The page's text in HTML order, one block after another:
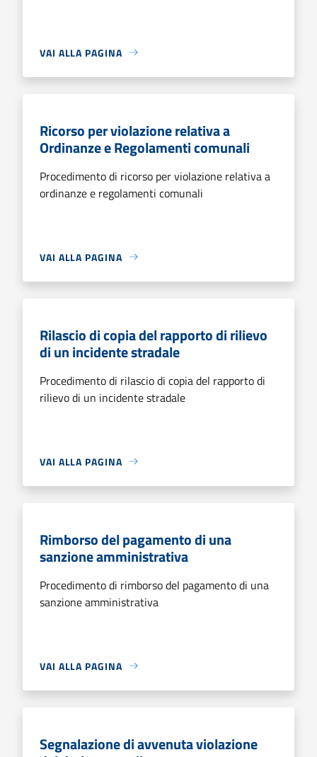
VAI ALLA PAGINA
Ricorso per violazione relativa a
Ordinanze e Regolamenti comunali
Procedimento di ricorso per violazione relativa a
ordinanze e regolamenti comunali
VAI ALLA PAGINA
Rilascio di copia del rapporto di rilievo
di un incidente stradale
Procedimento di rilascio di copia del rapporto di
rilievo di un incidente stradale
VAI ALLA PAGINA
Rimborso del pagamento di una
sanzione amministrativa
Procedimento di rimborso del pagamento di una
sanzione amministrativa
VAI ALLA PAGINA
Segnalazione di avvenuta violazione